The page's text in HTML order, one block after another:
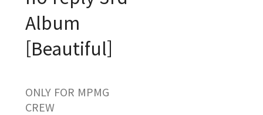
Album
[Beautiful]
ONLY FOR MPMG
CREW